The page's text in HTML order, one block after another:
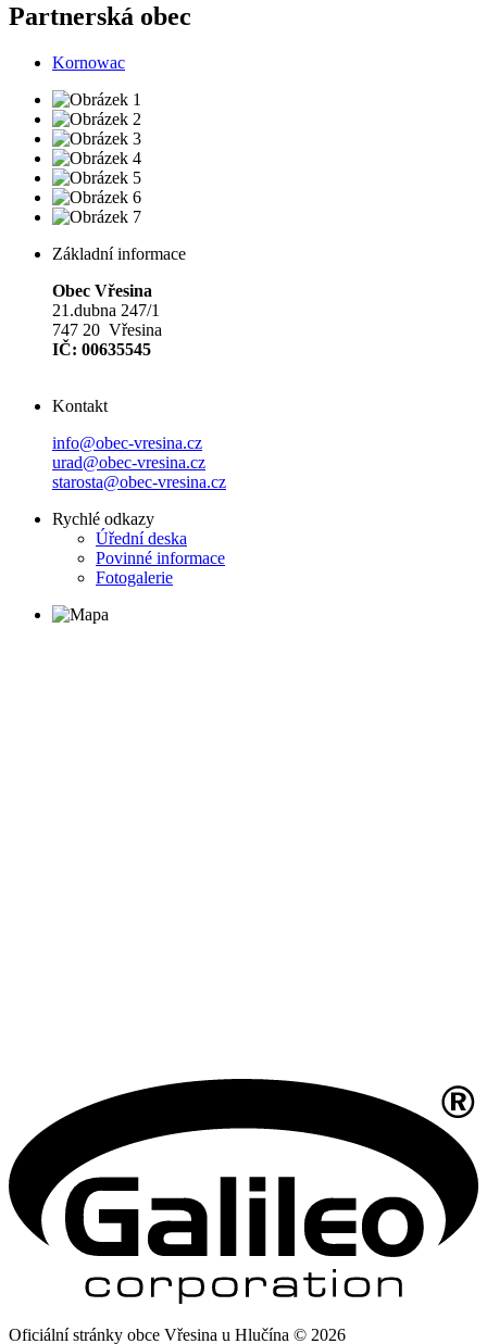
Partnerská obec
Kornowac
Základní informace
Obec Vřesina
21.dubna 247/1
747 20 Vřesina
IČ: 00635545
Kontakt
info@obec-vresina.cz
urad@obec-vresina.cz
starosta@obec-vresina.cz
Rychlé odkazy
Úřední deska
Povinné informace
Fotogalerie
Oficiální stránky obce Vřesina u Hlučína © 2026